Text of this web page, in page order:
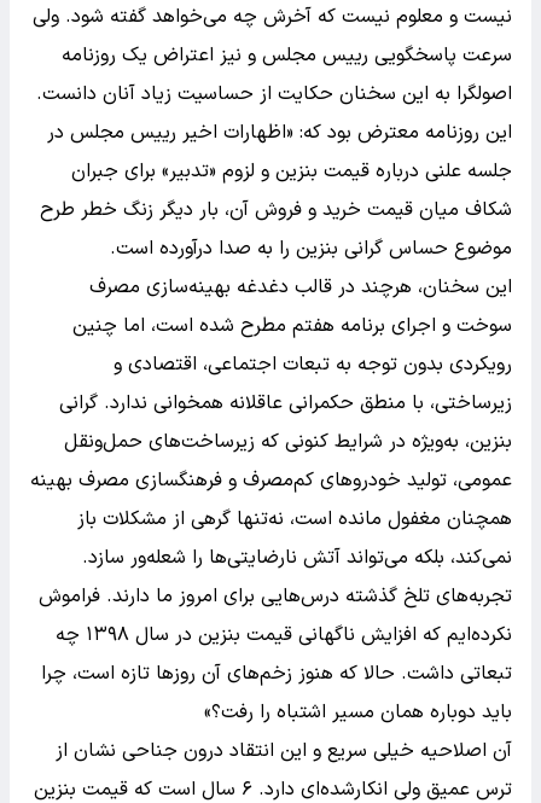
نیست و معلوم نیست که آخرش چه می‌خواهد گفته شود. ولی
سرعت پاسخگویی رییس مجلس و نیز اعتراض یک روزنامه
اصولگرا به این سخنان حکایت از حساسیت زیاد آنان دانست.
این روزنامه معترض بود که: «اظهارات اخیر رییس مجلس در
جلسه علنی درباره قیمت بنزین و لزوم «تدبیر» برای جبران
شکاف میان قیمت خرید و فروش آن، بار دیگر زنگ خطر طرح
موضوع حساس گرانی بنزین را به صدا درآورده است.
این سخنان، هرچند در قالب دغدغه بهینه‌سازی مصرف
سوخت و اجرای برنامه هفتم مطرح شده است، اما چنین
رویکردی بدون توجه به تبعات اجتماعی، اقتصادی و
زیرساختی، با منطق حکمرانی عاقلانه همخوانی ندارد. گرانی
بنزین، به‌ویژه در شرایط کنونی که زیرساخت‌های حمل‌ونقل
عمومی، تولید خودروهای کم‌مصرف و فرهنگسازی مصرف بهینه
همچنان مغفول مانده است، نه‌تنها گرهی از مشکلات باز
نمی‌کند، بلکه می‌تواند آتش نارضایتی‌ها را شعله‌ور سازد.
تجربه‌های تلخ گذشته درس‌هایی برای امروز ما دارند. فراموش
نکرده‌ایم که افزایش ناگهانی قیمت بنزین در سال ۱۳۹۸ چه
تبعاتی داشت. حالا که هنوز زخم‌های آن روزها تازه است، چرا
باید دوباره همان مسیر اشتباه را رفت؟»
آن اصلاحیه خیلی سریع و این انتقاد درون جناحی نشان از
ترس عمیق ولی انکارشده‌ای دارد. ۶ سال است که قیمت بنزین